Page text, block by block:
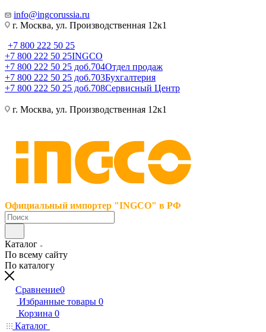
info@ingcorussia.ru
г. Москва, ул. Производственная 12к1
+7 800 222 50 25
+7 800 222 50 25INGCO
+7 800 222 50 25 доб.704Отдел продаж
+7 800 222 50 25 доб.703Бухгалтерия
+7 800 222 50 25 доб.708Сервисный Центр
г. Москва, ул. Производственная 12к1
Официальный импортер "INGCO" в РФ
Каталог
По всему сайту
По каталогу
Сравнение0
Избранные товары 0
Корзина 0
Каталог